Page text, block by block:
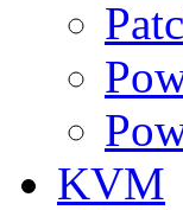
KVM